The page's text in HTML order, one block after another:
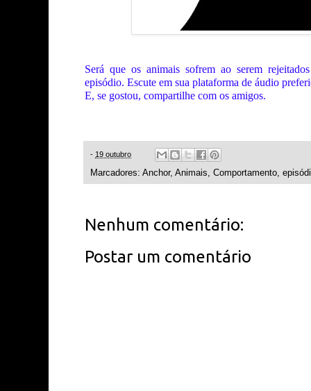
Será que os animais sofrem ao serem
episódio. Escute em sua plataforma de áudio
E, se gostou, compartilhe com os amigos.
- 19 outubro
Marcadores: Anchor, Animais, Comportamento,
Nenhum comentário:
Postar um comentário